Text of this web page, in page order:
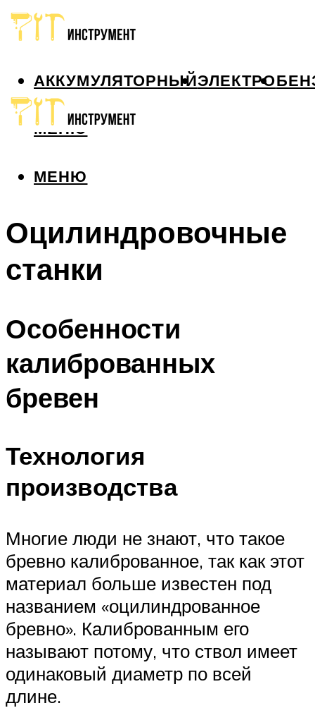
АККУМУЛЯТОРНЫЙЭЛЕКТРО
МЕНЮ
МЕНЮ
Оцилиндровочные
станки
Особенности
калиброванных
бревен
Технология
производства
Многие люди не знают, что такое
бревно калиброванное, так как этот
материал больше известен под
названием «оцилиндрованное
бревно». Калиброванным его
называют потому, что ствол имеет
одинаковый диаметр по всей
длине.